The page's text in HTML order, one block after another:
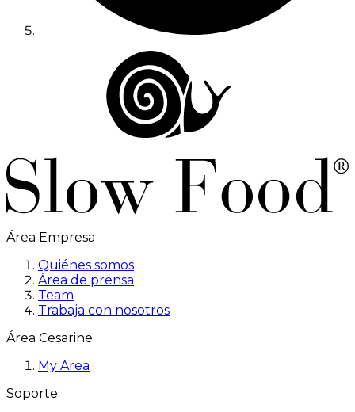
Área Empresa
Quiénes somos
Área de prensa
Team
Trabaja con nosotros
Área Cesarine
My Area
Soporte